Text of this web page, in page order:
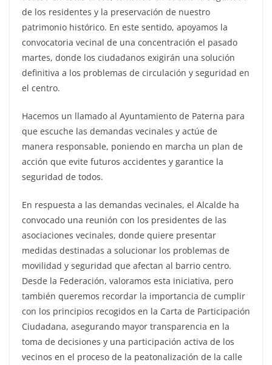
de los residentes y la preservación de nuestro
patrimonio histórico. En este sentido, apoyamos la
convocatoria vecinal de una concentración el pasado
martes, donde los ciudadanos exigirán una solución
definitiva a los problemas de circulación y seguridad en
el centro.
Hacemos un llamado al Ayuntamiento de Paterna para
que escuche las demandas vecinales y actúe de
manera responsable, poniendo en marcha un plan de
acción que evite futuros accidentes y garantice la
seguridad de todos.
En respuesta a las demandas vecinales, el Alcalde ha
convocado una reunión con los presidentes de las
asociaciones vecinales, donde quiere presentar
medidas destinadas a solucionar los problemas de
movilidad y seguridad que afectan al barrio centro.
Desde la Federación, valoramos esta iniciativa, pero
también queremos recordar la importancia de cumplir
con los principios recogidos en la Carta de Participación
Ciudadana, asegurando mayor transparencia en la
toma de decisiones y una participación activa de los
vecinos en el proceso de la peatonalización de la calle